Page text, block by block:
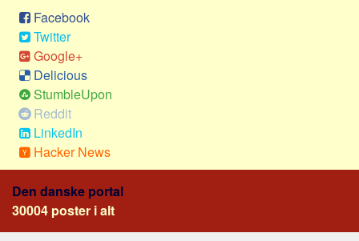
Virksomhed
Investering
Pension og opsparing
Forbrug
Social sikring og sundhed
Transport
Alle
Aspekter
Køb og salg
Facebook
Twitter
Google+
Delicious
StumbleUpon
Reddit
LinkedIn
Hacker News
Den danske portal
30004 poster i alt